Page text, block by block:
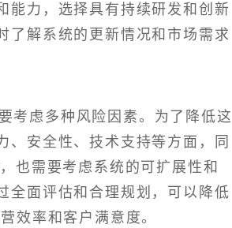
能力，选择具有持续研发和创新
了解系统的更新情况和市场需求
考虑多种风险因素。为了降低这
、安全性、技术支持等方面，同
也需要考虑系统的可扩展性和
全面评估和合理规划，可以降低
效率和客户满意度。